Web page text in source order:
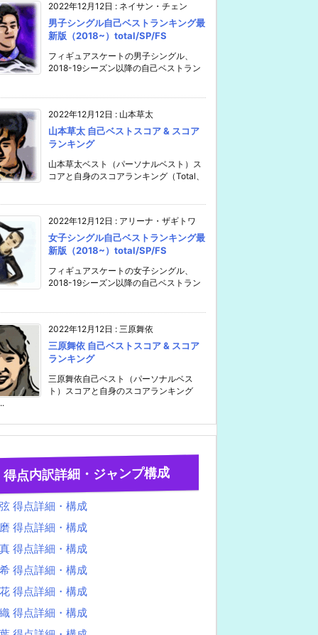
2022年12月12日 : ネイサン・チェン
男子シングル自己ベストランキング最
新版（2018~）total/SP/FS
フィギュアスケートの男子シングル、
2018-19シーズン以降の自己ベストラン
2022年12月12日 : 山本草太
山本草太 自己ベストスコア & スコア
ランキング
山本草太ベスト（パーソナルベスト）ス
コアと自身のスコアランキング（Total、
2022年12月12日 : アリーナ・ザギトワ
女子シングル自己ベストランキング最
新版（2018~）total/SP/FS
フィギュアスケートの女子シングル、
2018-19シーズン以降の自己ベストラン
2022年12月12日 : 三原舞依
三原舞依 自己ベストスコア & スコア
ランキング
三原舞依自己ベスト（パーソナルベス
ト）スコアと自身のスコアランキング
得点内訳詳細・ジャンプ構成
得点詳細・構成
得点詳細・構成
得点詳細・構成
得点詳細・構成
得点詳細・構成
得点詳細・構成